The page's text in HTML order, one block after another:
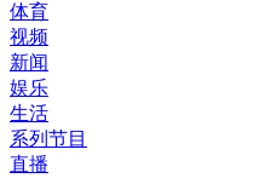
体育
视频
新闻
娱乐
生活
系列节目
直播